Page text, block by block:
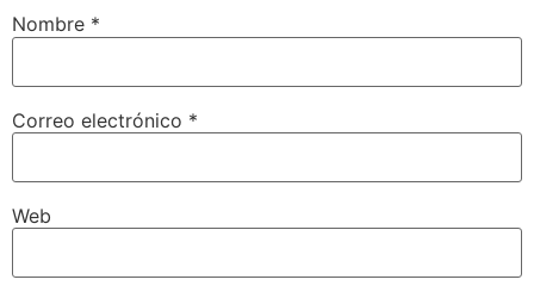
Nombre *
Correo electrónico *
Web